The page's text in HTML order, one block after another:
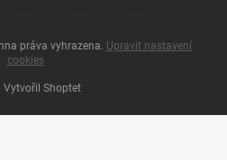
Vytvořil Shoptet
práva vyhrazena. Upravit nastavení
cookies